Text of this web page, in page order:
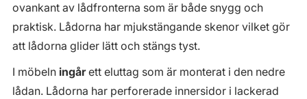
ovankant av lådfronterna som är både snygg och
praktisk. Lådorna har mjukstängande skenor vilket gör
att lådorna glider lätt och stängs tyst.
I möbeln ingårett eluttag som är monterat i den nedre
lådan. Lådorna har perforerade innersidor i lackerad